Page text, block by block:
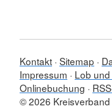
Kontakt Sitemap
Impressum
Lob
Onlinebuchung
© 2026